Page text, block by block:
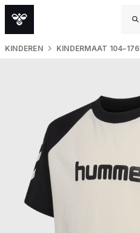
KINDEREN KINDERMAAT 104–176